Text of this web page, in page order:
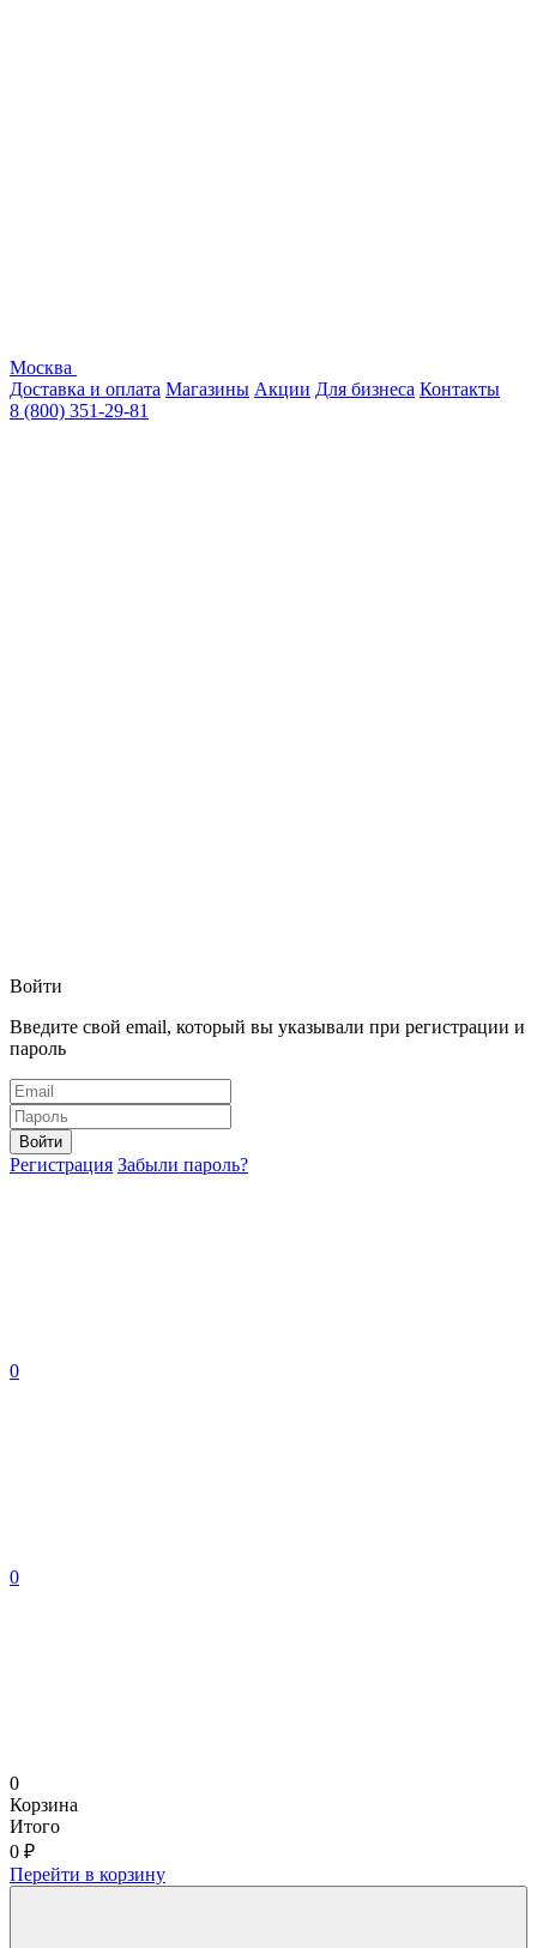
Москва
Доставка и оплата Магазины Акции Для бизнеса Контакты
8 (800) 351-29-81
Войти
Введите свой email, который вы указывали при регистрации и
пароль
Войти
Регистрация Забыли пароль?
0
0
0
Корзина
Итого
0 ₽
Перейти в корзину